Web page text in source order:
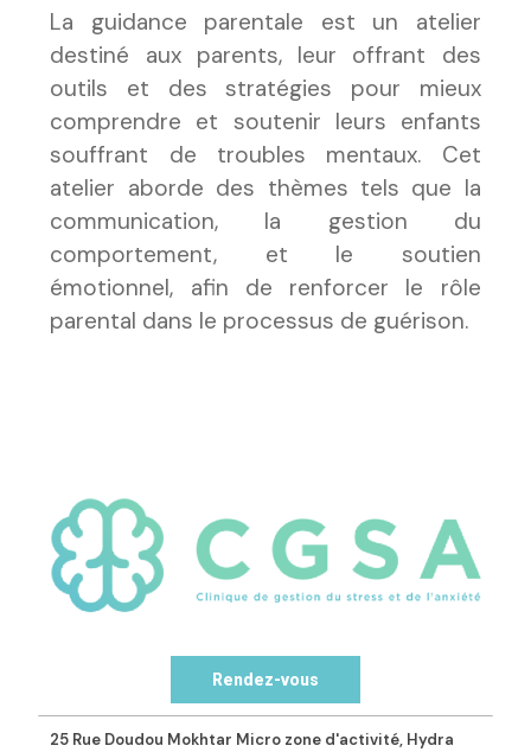
La guidance parentale est un atelier
destiné aux parents, leur offrant des
outils et des stratégies pour mieux
comprendre et soutenir leurs enfants
souffrant de troubles mentaux. Cet
atelier aborde des thèmes tels que la
communication, la gestion du
comportement, et le soutien
émotionnel, afin de renforcer le rôle
parental dans le processus de guérison.
Rendez-vous
25 Rue Doudou Mokhtar Micro zone d'activité, Hydra